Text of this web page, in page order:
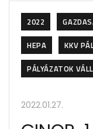
2022
HEPA
KKV
PÁLYÁZATOK
2022.01.27.